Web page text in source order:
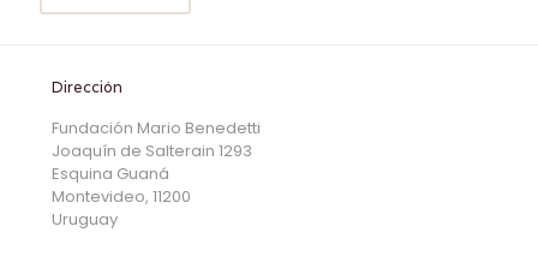
Dirección
Fundación Mario Benedetti
Joaquín de Salterain 1293
Esquina Guaná
Montevideo, 11200
Uruguay